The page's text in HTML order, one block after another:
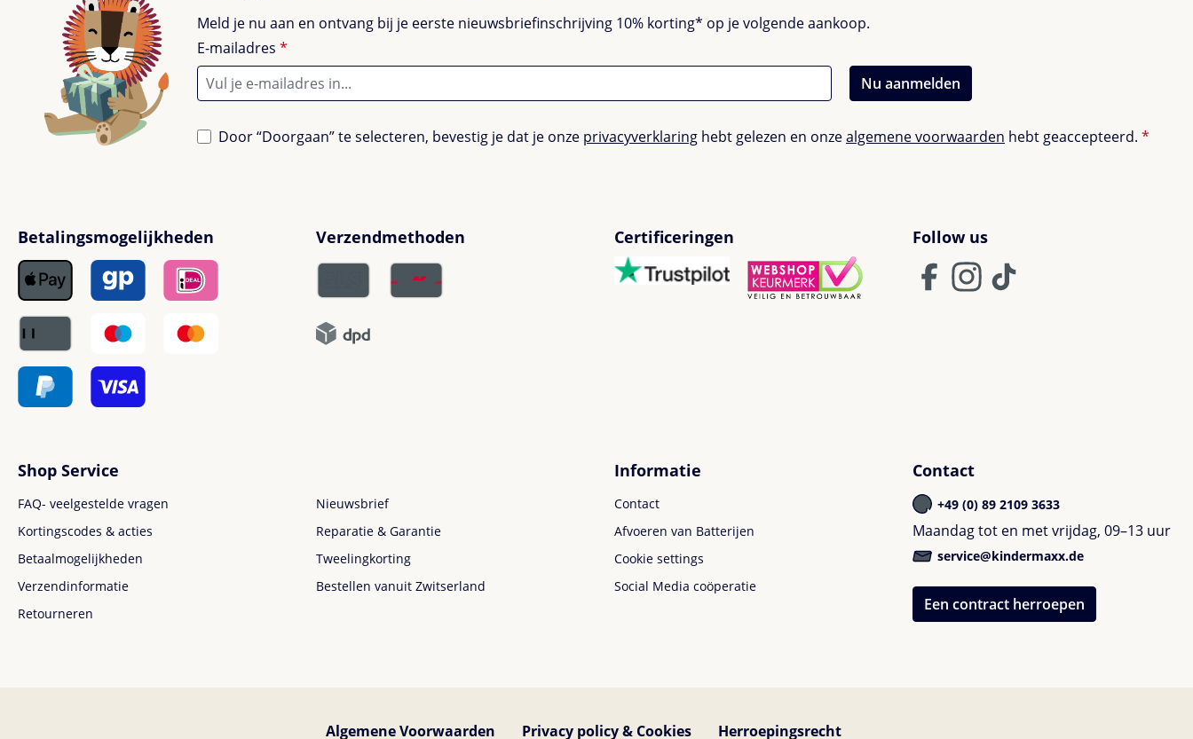
Meld je nu aan en ontvang bij je eerste nieuwsbriefinschrijving 10% korting* op je volgende aankoop.
E-mailadres *
Nu aanmelden
Door “Doorgaan” te selecteren, bevestig je dat je onze privacyverklaringhebt gelezen en onzealgemene voorwaarden hebt geaccepteerd. *
Betalingsmogelijkheden Verzendmethoden Certificeringen Follow us
Shop Service
FAQ- veelgestelde vragen
Nieuwsbrief
Kortingscodes & acties
Reparatie & Garantie
Betaalmogelijkheden
Tweelingkorting
Verzendinformatie
Bestellen vanuit Zwitserland
Retourneren
Informatie
Contact
Afvoeren van Batterijen
Cookie settings
Social Media coöperatie
Contact
+49 (0) 89 2109 3633
Maandag tot en met vrijdag, 09–13 uur
service@kindermaxx.de
Een contract herroepen
Algemene Voorwaarden Privacy policy & Cookies Herroepingsrecht